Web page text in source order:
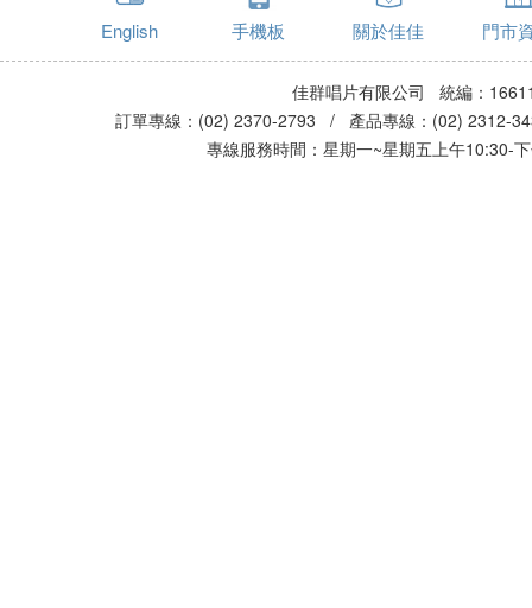
English 手機板 關於佳佳 門市
佳群唱片有限公司 統編：
訂單專線：(02) 2370-2793 / 產品專線：(02)
專線服務時間：星期一~星期五上午10:30-